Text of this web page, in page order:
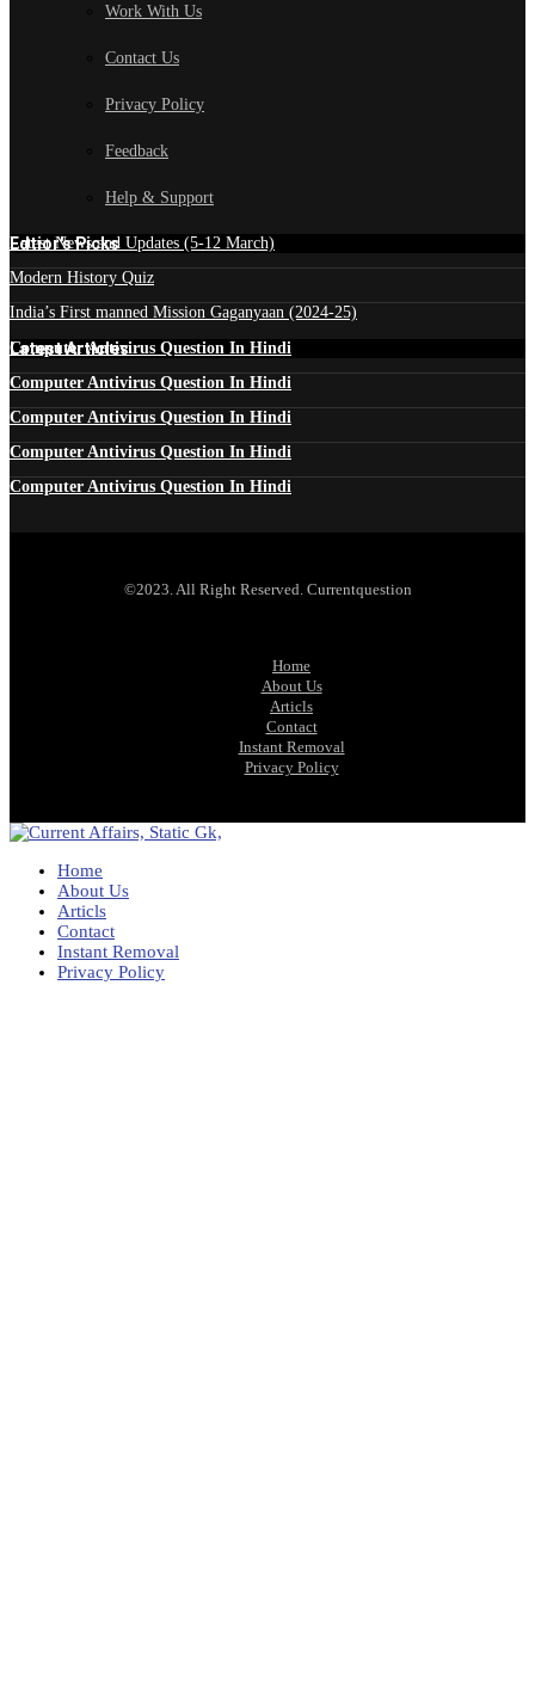
Work With Us
Contact Us
Privacy Policy
Feedback
Help & Support
Edtior's Picks
Latest News and Updates (5-12 March)
Modern History Quiz
India’s First manned Mission Gaganyaan (2024-25)
Latest Articles
Computer Antivirus Question In Hindi
Computer Antivirus Question In Hindi
Computer Antivirus Question In Hindi
Computer Antivirus Question In Hindi
Computer Antivirus Question In Hindi
©2023. All Right Reserved. Currentquestion
Home
About Us
Articls
Contact
Instant Removal
Privacy Policy
Home
About Us
Articls
Contact
Instant Removal
Privacy Policy